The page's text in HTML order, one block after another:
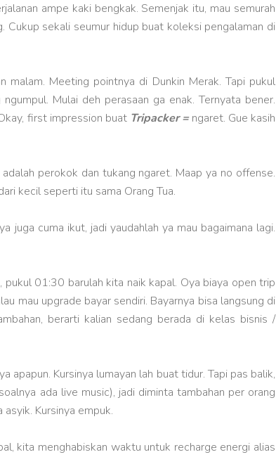
ampe kaki bengkak. Semenjak itu, mau semurah
Cukup sekali seumur hidup buat koleksi pengalaman di
malam. Meeting pointnya di Dunkin Merak. Tapi pukul
Mulai deh perasaan ga enak. Ternyata bener.
first impression buat Tripacker =ngaret. Gue kasih
perokok dan tukang ngaret. Maap ya no offense.
kecil seperti itu sama Orang Tua.
juga cuma ikut, jadi yaudahlah ya mau bagaimana lagi.
pukul 01:30 barulah kita naik kapal. Oya biaya open trip
mau upgrade bayar sendiri. Bayarnya bisa langsung di
berarti kalian sedang berada di kelas bisnis /
apapun. Kursinya lumayan lah buat tidur. Tapi pas balik,
ada live music), jadi diminta tambahan per orang
Kursinya empuk.
kita menghabiskan waktu untuk recharge energi alias